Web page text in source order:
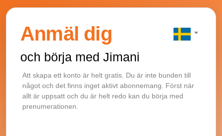
Anmäl dig
och börja med Jimani
Att skapa ett konto är helt gratis. Du är inte bunden till
något och det finns inget aktivt abonnemang. Först när
allt är uppsatt och du är helt redo kan du börja med
prenumerationen.